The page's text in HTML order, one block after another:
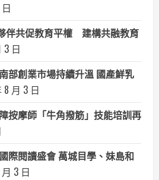
伴共促教育平權 建構共融教育
3 日
部創業市場持續升溫 國產鮮乳
8 月 3 日
按摩師「牛角撥筋」技能培訓再
際閱讀盛會 萬城目學、妹島和
3 日